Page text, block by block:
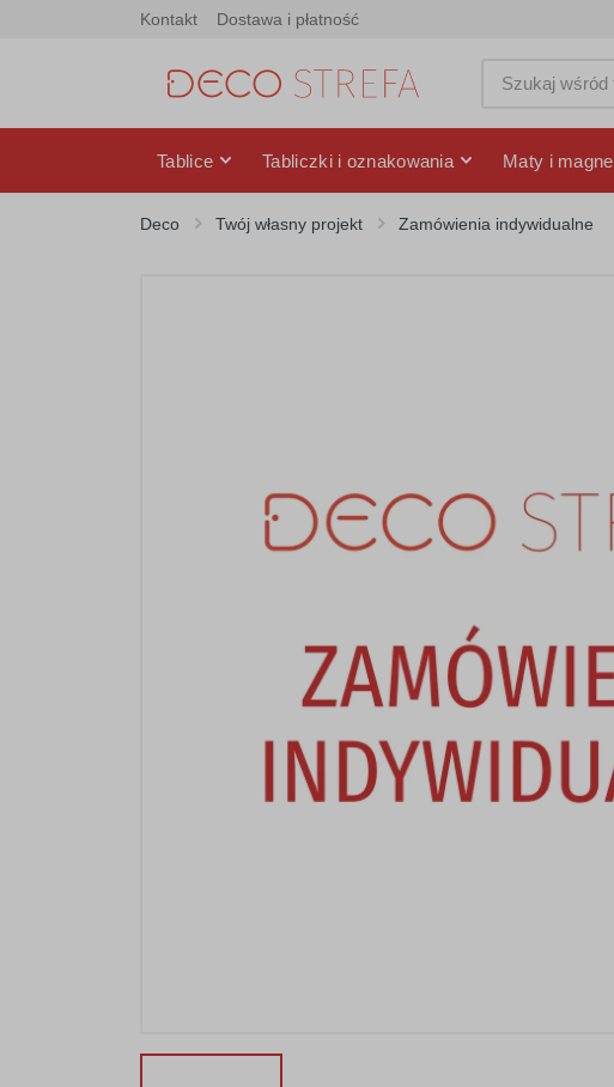
Kontakt Dostawa i płatność
Tablice Tabliczki i oznakowania Maty i
Deco Twój własny projekt Zamówienia indywidualne